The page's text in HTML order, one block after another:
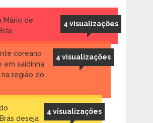
4 visualizações
Mário de
4 visualizações
coreano
em saidinha
região do
4 visualizações
deseja